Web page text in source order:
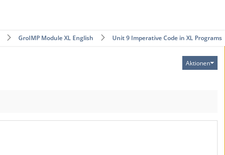
GroIMP Module XL English Unit 9 Imperative Code in XL Programs
Aktionen